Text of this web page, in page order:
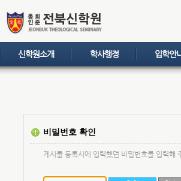
신학원소개 학사행정 입학안
비밀번호 확인
게시물 등록시에 입력했던 비밀번호를 입력해